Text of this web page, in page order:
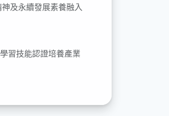
及永續發展素養融入
習技能認證培養產業